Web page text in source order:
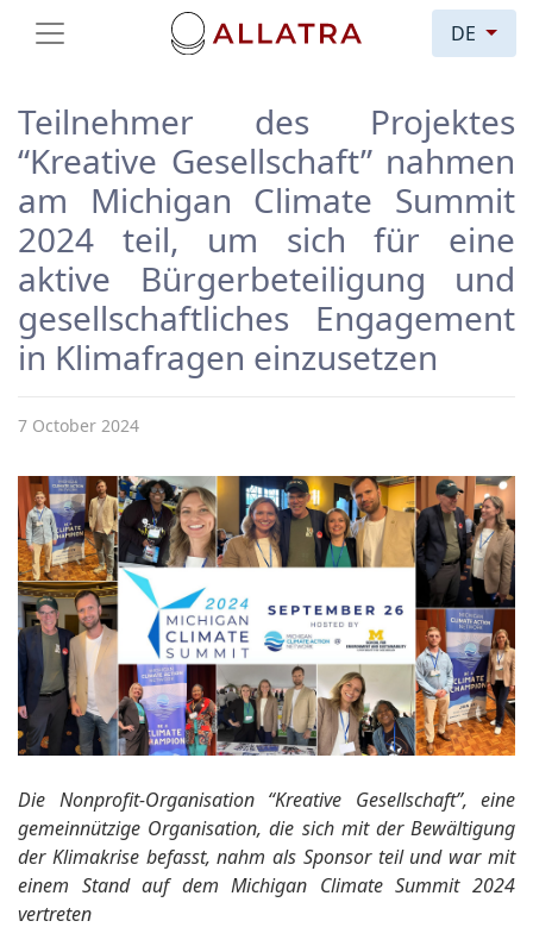
DE
Teilnehmer des Projektes
“Kreative Gesellschaft” nahmen
am Michigan Climate Summit
2024 teil, um sich für eine
aktive Bürgerbeteiligung und
gesellschaftliches Engagement
in Klimafragen einzusetzen
7 October 2024
Die Nonprofit-Organisation “Kreative Gesellschaft”, eine
gemeinnützige Organisation, die sich mit der Bewältigung
der Klimakrise befasst, nahm als Sponsor teil und war mit
einem Stand auf dem Michigan Climate Summit 2024
vertreten